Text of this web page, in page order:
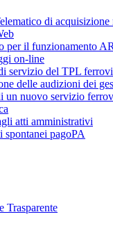
di
per il funzionamento
on-line
servizio del TPL
delle audizioni dei
un nuovo servizio
atti amministrativi
spontanei pagoPA
Trasparente